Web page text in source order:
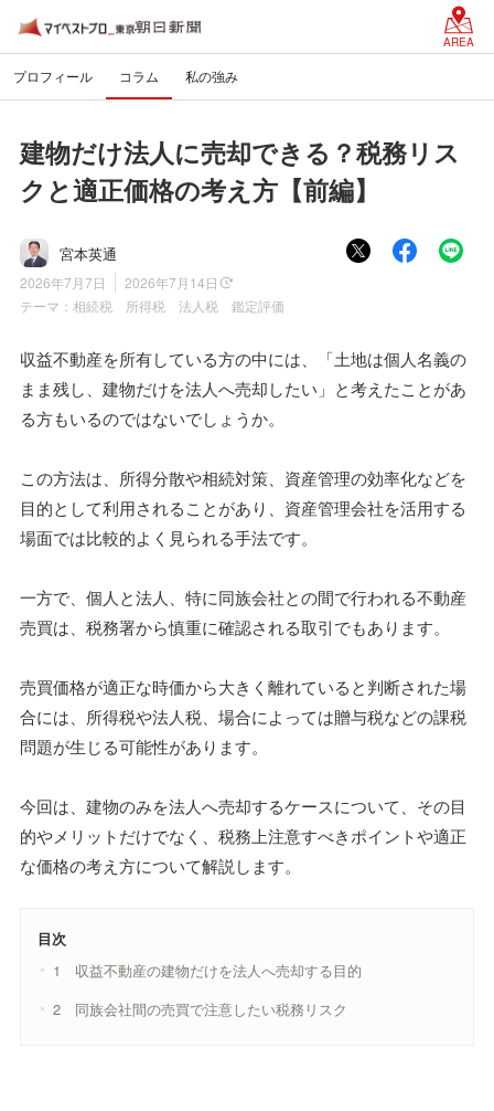
AREA
プロフィール コラム 私の強み
建物だけ法人に売却できる？税務リス
クと適正価格の考え方【前編】
宮本英通
2026年7月7日
2026年7月14日
テーマ： 相続税 所得税 法人税 鑑定評価
収益不動産を所有している方の中には、「土地は個人名義の
まま残し、建物だけを法人へ売却したい」と考えたことがあ
る方もいるのではないでしょうか。
この方法は、所得分散や相続対策、資産管理の効率化などを
目的として利用されることがあり、資産管理会社を活用する
場面では比較的よく見られる手法です。
一方で、個人と法人、特に同族会社との間で行われる不動産
売買は、税務署から慎重に確認される取引でもあります。
売買価格が適正な時価から大きく離れていると判断された場
合には、所得税や法人税、場合によっては贈与税などの課税
問題が生じる可能性があります。
今回は、建物のみを法人へ売却するケースについて、その目
的やメリットだけでなく、税務上注意すべきポイントや適正
な価格の考え方について解説します。
目次
1 収益不動産の建物だけを法人へ売却する目的
2 同族会社間の売買で注意したい税務リスク